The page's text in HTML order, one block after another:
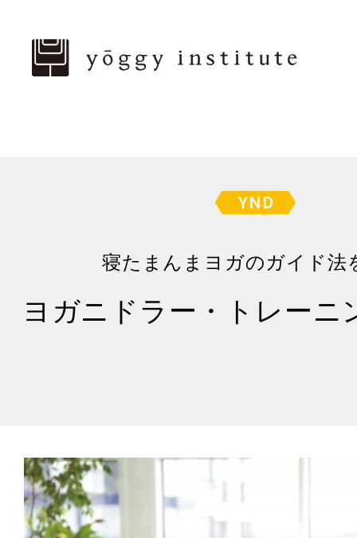
寝たまんまヨガのガイド法
ヨガニドラー・トレーニ